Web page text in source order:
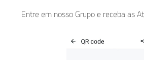
Seus
Entre em nosso Grupo e receba as